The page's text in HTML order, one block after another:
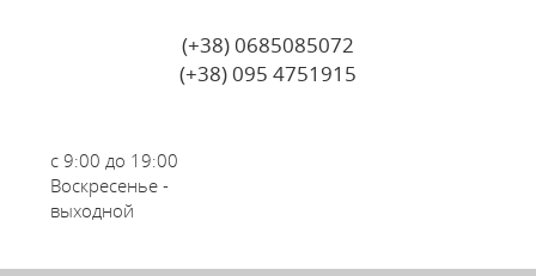
(+38) 0685085072
(+38) 095 4751915
с 9:00 до 19:00
Воскресенье -
выходной